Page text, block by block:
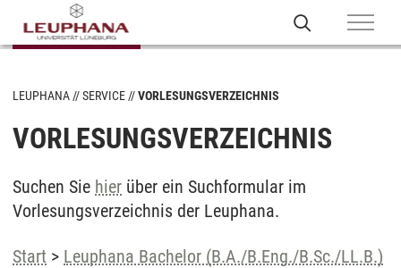
LEUPHANA SERVICE VORLESUNGSVERZEICHNIS
VORLESUNGSVERZEICHNIS
Suchen Sie hier über ein Suchformular im
Vorlesungsverzeichnis der Leuphana.
Start > Leuphana Bachelor (B.A./B.Eng./B.Sc./LL.B.)